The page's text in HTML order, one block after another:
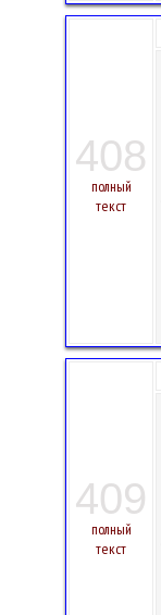
408
полный
текст
409
полный
текст